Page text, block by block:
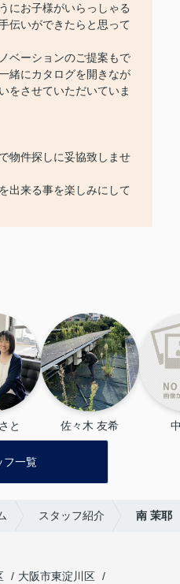
にお子様がいらっしゃる
伝いができたらと思って
ベーションのご提案もで
緒にカタログを開きなが
をさせていただいていま
物件探しに妥協致しませ
出来る事を楽しみにして
と 佐々木 友希
フ一覧
スタッフ紹介 南 茉耶
大阪市東淀川区